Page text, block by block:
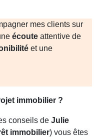
mes clients sur
écoute attentive de
et une
immobilier ?
conseils de Julie
immobilier) vous êtes